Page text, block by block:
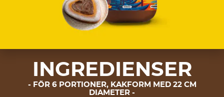
INGREDIENSER
FÖR 6 PORTIONER, KAKFORM MED 22 CM
DIAMETER